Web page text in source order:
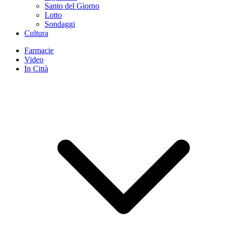
Santo del Giorno
Lotto
Sondaggi
Cultura
Farmacie
Video
In Città